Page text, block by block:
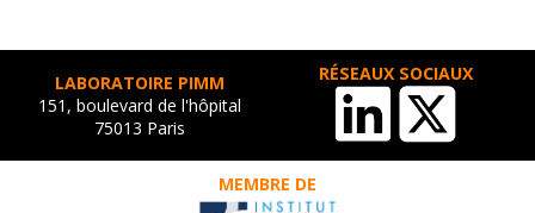
LABORATOIRE PIMM
151, boulevard de l'hôpital
75013 Paris
RÉSEAUX SOCIAUX
MEMBRE DE